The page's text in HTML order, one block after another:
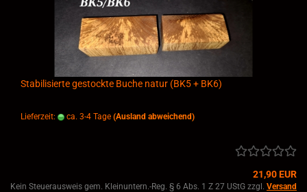
Stabilisierte gestockte Buche natur (BK5 + BK6)
Lieferzeit: ca. 3-4 Tage (Ausland abweichend)
21,90 EUR
Kein Steuerausweis gem. Kleinuntern.-Reg. § 6 Abs. 1 Z 27 UStG zzgl. Versand